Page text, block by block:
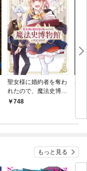
聖女様に婚約者を奪わ
れたので、魔法史博物
館に引きこもります。
748
暴
もっと見る